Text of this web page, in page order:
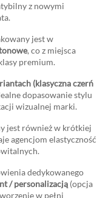
z nowymi
jest w
, co z miejsca
premium.
(klasyczna czerń
dopasowanie stylu
wizualnej marki.
jest również w krótkiej
agencjom elastyczność
dedykowanego
/ personalizacją (opcja
w pełni